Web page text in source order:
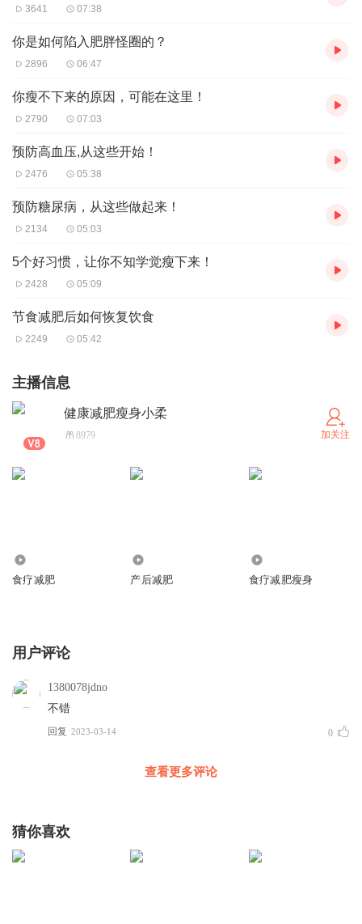
3641 07:38
你是如何陷入肥胖怪圈的？
2896 06:47
你瘦不下来的原因，可能在这里！
2790 07:03
预防高血压,从这些开始！
2476 05:38
预防糖尿病，从这些做起来！
2134 05:03
5个好习惯，让你不知学觉瘦下来！
2428 05:09
节食减肥后如何恢复饮食
2249 05:42
主播信息
健康减肥瘦身小柔
8979 加关注
食疗减肥 产后减肥 食疗减肥瘦身
用户评论
1380078jdno
不错
回复 2023-03-14 0
查看更多评论
猜你喜欢